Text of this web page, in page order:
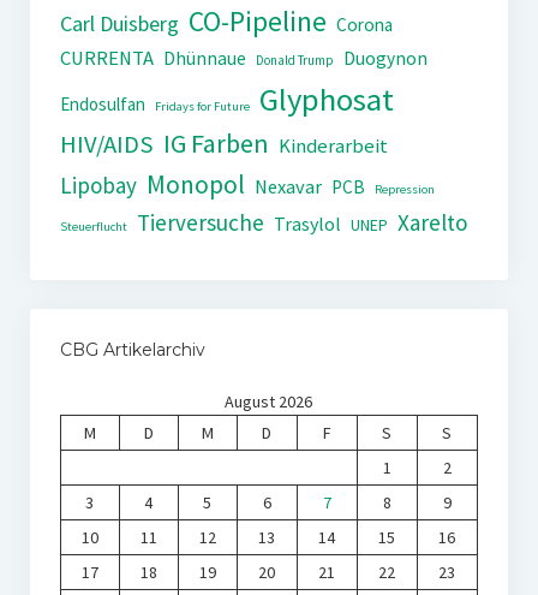
Carl Duisberg CO-Pipeline Corona
CURRENTA Dhünnaue Donald Trump
Duogynon
Endosulfan
Fridays for Future Glyphosat
HIV/AIDS IG Farben Kinderarbeit
Lipobay Monopol Nexavar PCB Repression
Steuerflucht Tierversuche Trasylol UNEP Xarelto
CBG Artikelarchiv
August 2026
M
D M D F S
S
1
2
3
4 5 6 7 8
9
10
11 12 13 14 15
16
17
18 19 20 21 22
23